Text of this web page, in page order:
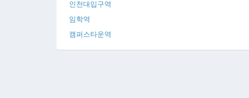
인천대입구역
임학역
캠퍼스타운역